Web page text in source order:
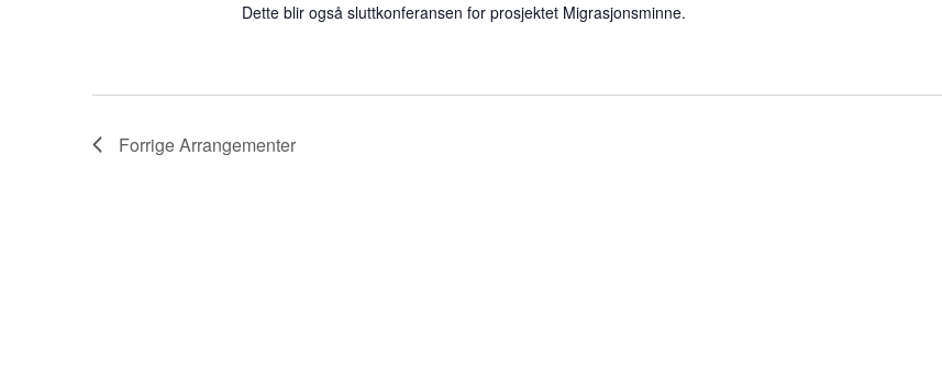
Dette blir også sluttkonferansen for prosjektet Migrasjonsminne.
ForrigeArrangementer